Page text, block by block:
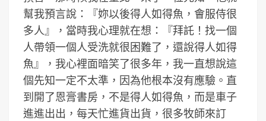
幫我預言說：『妳以後得人如得魚，會服侍很
多人』，當時我心理就在想：『拜託！找一個
人帶領一個人受洗就很困難了，還說得人如得
魚』，我心裡面暗笑了很多年，我一直想說這
個先知一定不太準，因為他根本沒有應驗。直
到開了恩膏書房，不是得人如得魚，而是車子
進進出出，每天忙進貨出貨，很多牧師來訂